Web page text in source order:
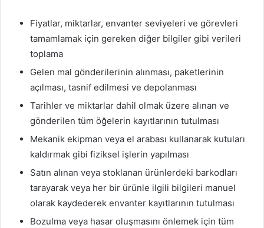
Fiyatlar, miktarlar, envanter seviyeleri ve görevleri
tamamlamak için gereken diğer bilgiler gibi verileri
toplama
Gelen mal gönderilerinin alınması, paketlerinin
açılması, tasnif edilmesi ve depolanması
Tarihler ve miktarlar dahil olmak üzere alınan ve
gönderilen tüm öğelerin kayıtlarının tutulması
Mekanik ekipman veya el arabası kullanarak kutuları
kaldırmak gibi fiziksel işlerin yapılması
Satın alınan veya stoklanan ürünlerdeki barkodları
tarayarak veya her bir ürünle ilgili bilgileri manuel
olarak kaydederek envanter kayıtlarının tutulması
Bozulma veya hasar oluşmasını önlemek için tüm